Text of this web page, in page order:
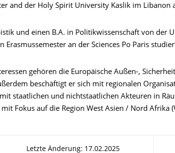
and der Holy Spirit University Kaslik im Libanon
und einen B.A. in Politikwissenschaft von der
Erasmussemester an der Sciences Po Paris
gehören die Europäische Außen-,
beschäftigt er sich mit regionalen
staatlichen und nichtstaatlichen Akteuren in
Fokus auf die Region West Asien / Nord Afrika
Letzte Änderung: 17.02.2025